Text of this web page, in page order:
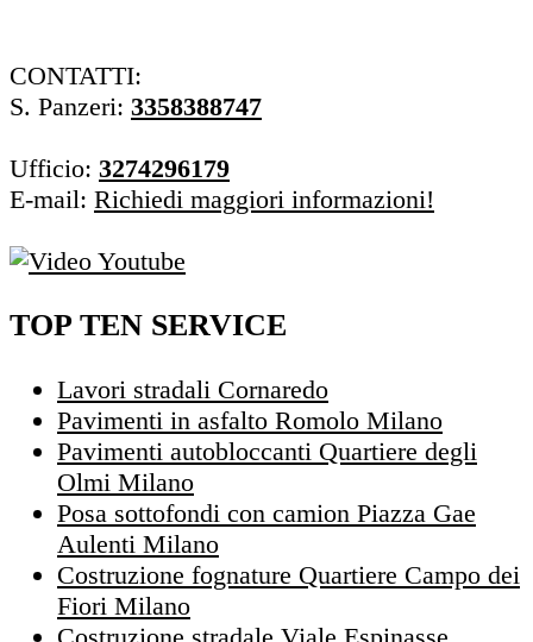
CONTATTI:
S. Panzeri: 3358388747
Ufficio: 3274296179
E-mail: Richiedi maggiori informazioni!
TOP TEN SERVICE
Lavori stradali Cornaredo
Pavimenti in asfalto Romolo Milano
Pavimenti autobloccanti Quartiere degli
Olmi Milano
Posa sottofondi con camion Piazza Gae
Aulenti Milano
Costruzione fognature Quartiere Campo dei
Fiori Milano